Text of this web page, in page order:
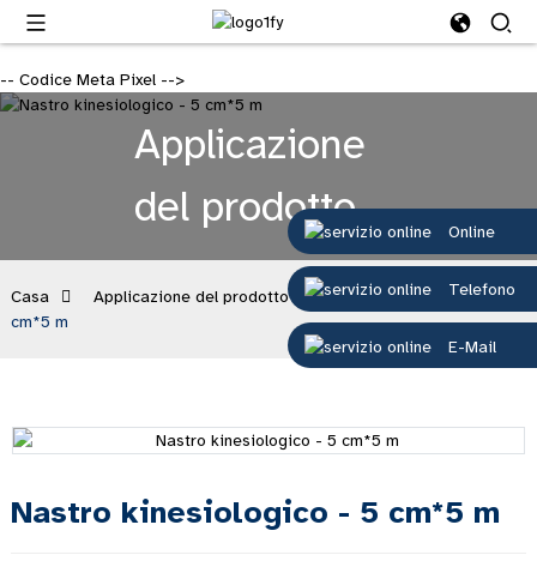
-- Codice Meta Pixel -->
Online
Telefono
E-Mail
Applicazione
del prodotto
Casa Applicazione del prodotto
Nastro kinesiologico - 5
cm*5 m
Nastro kinesiologico - 5 cm*5 m